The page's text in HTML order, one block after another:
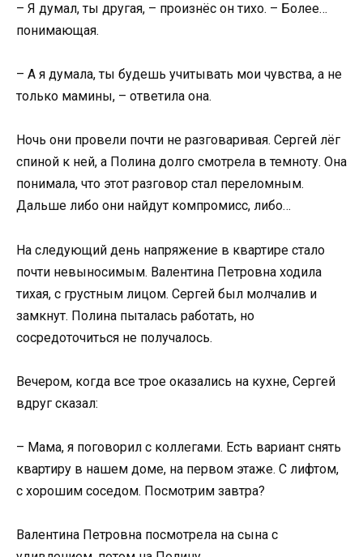
– Я думал, ты другая, – произнёс он тихо. – Более…
понимающая.
– А я думала, ты будешь учитывать мои чувства, а не
только мамины, – ответила она.
Ночь они провели почти не разговаривая. Сергей лёг
спиной к ней, а Полина долго смотрела в темноту. Она
понимала, что этот разговор стал переломным.
Дальше либо они найдут компромисс, либо…
На следующий день напряжение в квартире стало
почти невыносимым. Валентина Петровна ходила
тихая, с грустным лицом. Сергей был молчалив и
замкнут. Полина пыталась работать, но
сосредоточиться не получалось.
Вечером, когда все трое оказались на кухне, Сергей
вдруг сказал:
– Мама, я поговорил с коллегами. Есть вариант снять
квартиру в нашем доме, на первом этаже. С лифтом,
с хорошим соседом. Посмотрим завтра?
Валентина Петровна посмотрела на сына с